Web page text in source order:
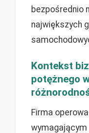
bezpośrednio
największych
Kontekst
potężnego
Firma
wymagającym